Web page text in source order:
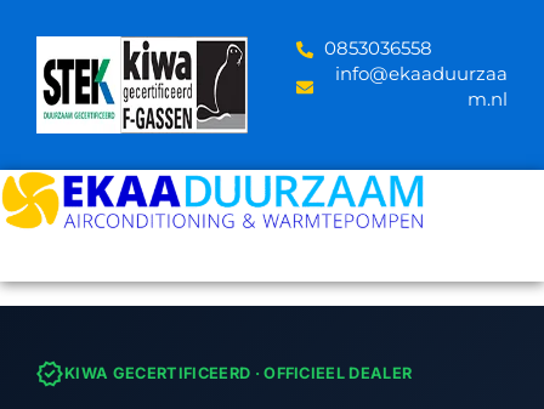
content
‪0853036558
info@ekaaduurzaa
m.nl
verifiedKIWA GECERTIFICEERD · OFFICIEEL DEALER